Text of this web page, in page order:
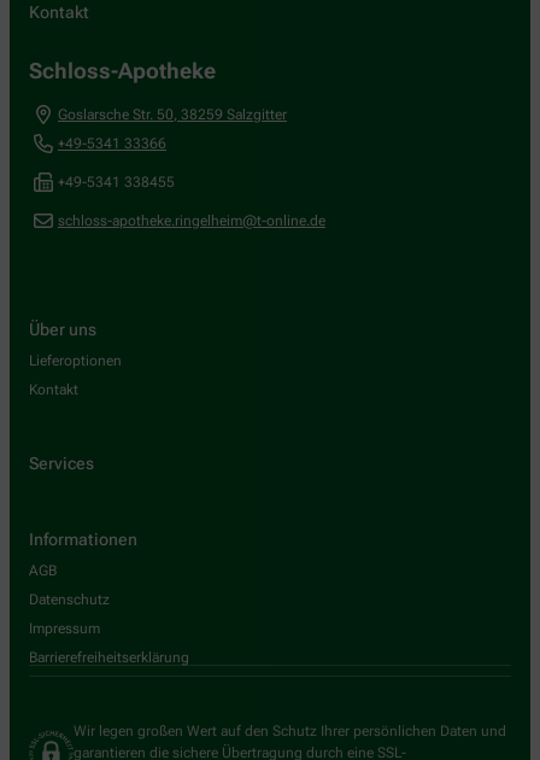
Kontakt
Schloss-Apotheke
Goslarsche Str. 50, 38259 Salzgitter
+49-5341 33366
+49-5341 338455
schloss-apotheke.ringelheim@t-online.de
Über uns
Lieferoptionen
Kontakt
Services
Informationen
AGB
Datenschutz
Impressum
Barrierefreiheitserklärung
Wir legen großen Wert auf den Schutz Ihrer persönlichen Daten und
garantieren die sichere Übertragung durch eine SSL-